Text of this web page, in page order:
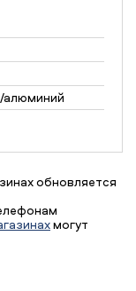
алюминий
обновляется
могут